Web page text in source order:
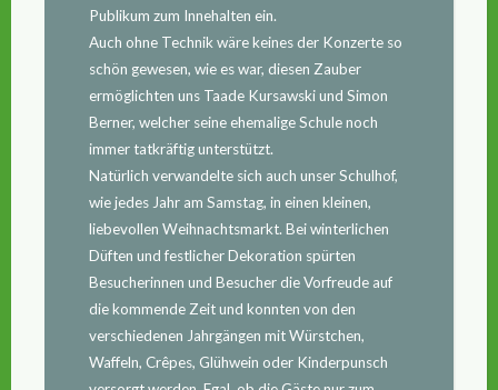
Publikum zum Innehalten ein.
Auch ohne Technik wäre keines der Konzerte so
schön gewesen, wie es war, diesen Zauber
ermöglichten uns Taade Kursawski und Simon
Berner, welcher seine ehemalige Schule noch
immer tatkräftig unterstützt.
Natürlich verwandelte sich auch unser Schulhof,
wie jedes Jahr am Samstag, in einen kleinen,
liebevollen Weihnachtsmarkt. Bei winterlichen
Düften und festlicher Dekoration spürten
Besucherinnen und Besucher die Vorfreude auf
die kommende Zeit und konnten von den
verschiedenen Jahrgängen mit Würstchen,
Waffeln, Crêpes, Glühwein oder Kinderpunsch